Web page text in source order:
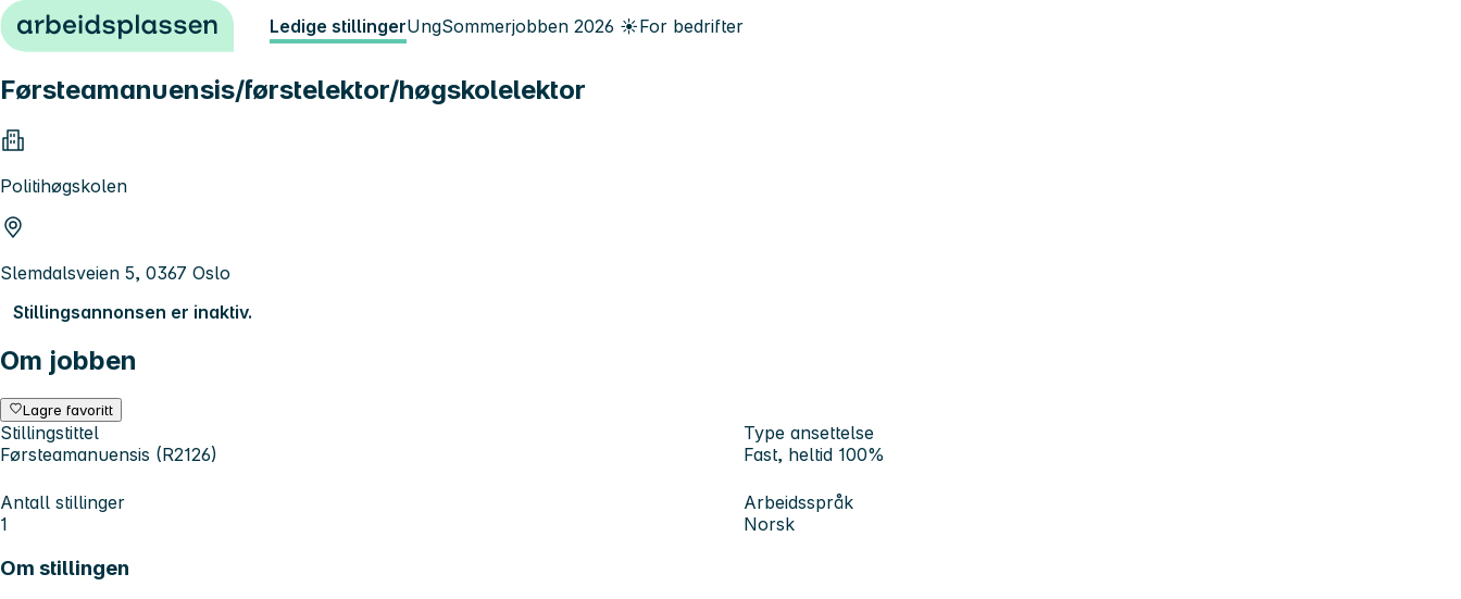
Hopp til innhold Ledige stillingerUngSommerjobben 2026 ☀️For bedrifter
Førsteamanuensis/førstelektor/høgskolelektor
Politihøgskolen
Slemdalsveien 5, 0367 Oslo
Stillingsannonsen er inaktiv.
Om jobben
Lagre favoritt
Stillingstittel
Førsteamanuensis (R2126)
Type ansettelse
Fast, heltid 100%
Antall stillinger
1
Arbeidsspråk
Norsk
Om stillingen